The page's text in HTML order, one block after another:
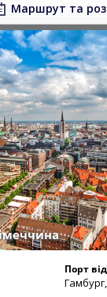
сервіс
ціни від MSC
за акцією
вашого
–
кают
Маршрут та
Порт